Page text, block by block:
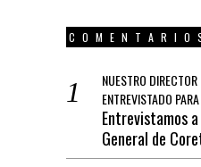
NUESTRO
ENTREVISTADO
Entrevistamos
General de